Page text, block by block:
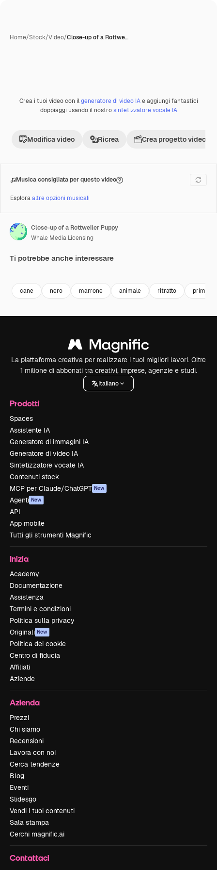
Home/Stock/Video/Close-up of a Rottwe…
PremiumCreata con IA
Crea i tuoi video con ilgeneratore di video IAe aggiungi fantastici
doppiaggi usando il nostrosintetizzatore vocale IA
Modifica video Ricrea Crea progetto video
Musica consigliata per questo video
Esploraaltre opzioni musicali
Close-up of a Rottweiler Puppy
Whale Media Licensing
Ti potrebbe anche interessare
cane nero marrone animale ritratto primo
La piattaforma creativa per realizzare i tuoi migliori lavori. Oltre
1 milione di abbonati tra creativi, imprese, agenzie e studi.
Italiano
Prodotti
Spaces
Assistente IA
Generatore di immagini IA
Generatore di video IA
Sintetizzatore vocale IA
Contenuti stock
MCP per Claude/ChatGPT New
Agenti New
API
App mobile
Tutti gli strumenti Magnific
Inizia
Academy
Documentazione
Assistenza
Termini e condizioni
Politica sulla privacy
Originali New
Politica dei cookie
Centro di fiducia
Affiliati
Aziende
Azienda
Prezzi
Chi siamo
Recensioni
Lavora con noi
Cerca tendenze
Blog
Eventi
Slidesgo
Vendi i tuoi contenuti
Sala stampa
Cerchi magnific.ai
Contattaci